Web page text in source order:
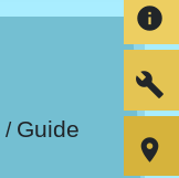
/ Guide
info
build
room